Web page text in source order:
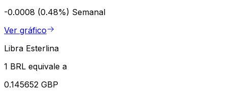
-0.0008 (0.48%) Semanal
Ver gráfico
Libra Esterlina
1 BRL equivale a
0.145652 GBP